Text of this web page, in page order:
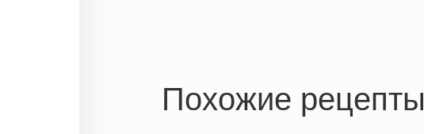
Похожие рецепты